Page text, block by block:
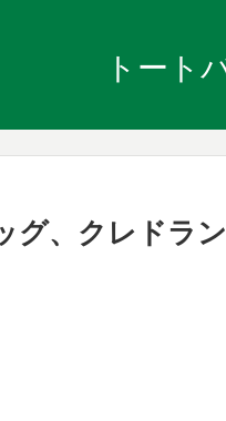
トート
グ、クレドラ